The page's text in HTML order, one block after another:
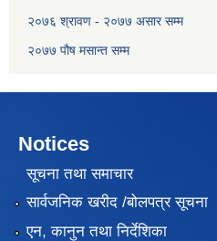
२०७६ श्रावण - २०७७ असार सम्म
२०७७ पौष मसान्त सम्म
Notices
सूचना तथा समाचार
सार्वजनिक खरीद /बोलपत्र सूचना
एन, कानुन तथा निर्देशिका